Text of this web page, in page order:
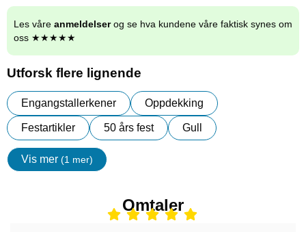
Les våre anmeldelserog se hva kundene våre faktisk synes om
oss ★★★★★
Utforsk flere lignende
Engangstallerkener Oppdekking
Festartikler 50 års fest Gull
Vis mer (1 mer)
egenskaper
Omtaler